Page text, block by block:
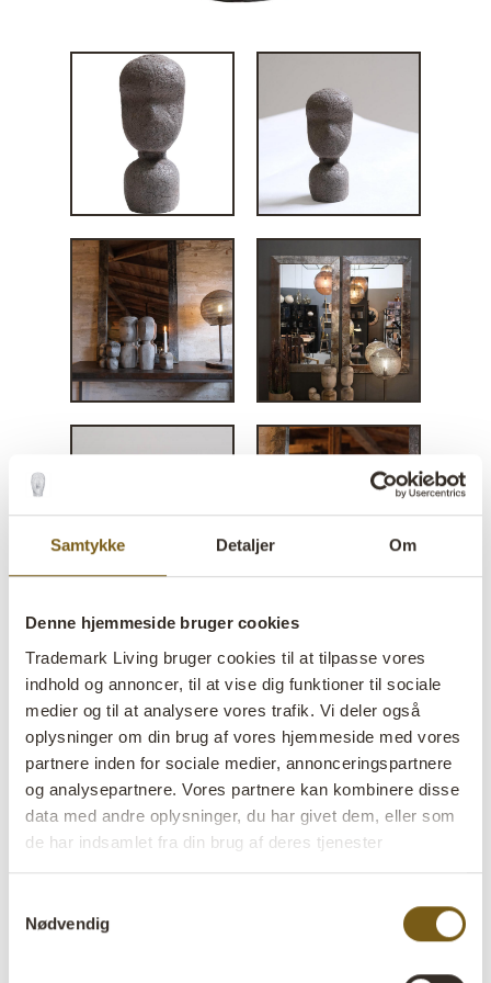
Samtykke Detaljer Om
Denne hjemmeside bruger cookies
Trademark Living bruger cookies til at tilpasse vores
indhold og annoncer, til at vise dig funktioner til sociale
medier og til at analysere vores trafik. Vi deler også
oplysninger om din brug af vores hjemmeside med vores
partnere inden for sociale medier, annonceringspartnere
og analysepartnere. Vores partnere kan kombinere disse
data med andre oplysninger, du har givet dem, eller som
de har indsamlet fra din brug af deres tjenester
Nødvendig
Theo skulptur - S
lens På lager
Varenr: SG16323
Colli: 5 Stk
Størrelse: